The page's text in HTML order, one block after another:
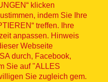
klicken
indem Sie Ihre
treffen. Ihre
anpassen. Hinweis
Webseite
durch, Facebook,
Sie auf "ALLES
Sie zugleich gem.